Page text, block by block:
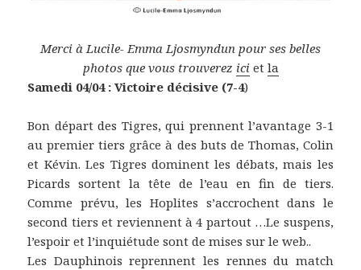
Merci à Lucile- Emma Ljosmyndun pour ses belles
photos que vous trouverez iciet la
Samedi 04/04 : Victoire décisive (7-4)
Bon départ des Tigres, qui prennent l’avantage 3-1
au premier tiers grâce à des buts de Thomas, Colin
et Kévin. Les Tigres dominent les débats, mais les
Picards sortent la tête de l’eau en fin de tiers.
Comme prévu, les Hoplites s’accrochent dans le
second tiers et reviennent à 4 partout …Le suspens,
l’espoir et l’inquiétude sont de mises sur le web..
Les Dauphinois reprennent les rennes du match